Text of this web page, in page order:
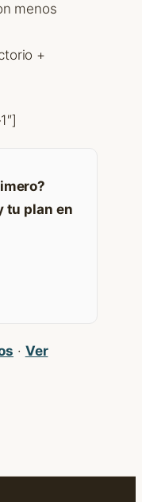
menos
+
tu plan en
· Ver